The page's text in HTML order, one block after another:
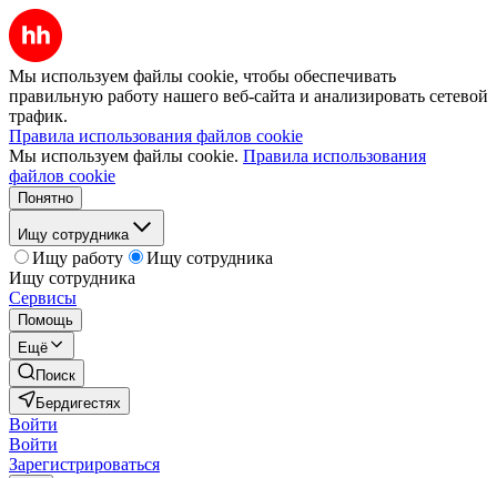
Мы используем файлы cookie, чтобы обеспечивать
правильную работу нашего веб-сайта и анализировать сетевой
трафик.
Правила использования файлов cookie
Мы используем файлы cookie. Правила использования
файлов cookie
Понятно
Ищу сотрудника
Ищу работу
Ищу сотрудника
Ищу сотрудника
Сервисы
Помощь
Ещё
Поиск
Бердигестях
Войти
Войти
Зарегистрироваться